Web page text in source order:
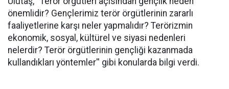
önemlidir? Gençlerimiz terör örgütlerinin zararlı
faaliyetlerine karşı neler yapmalıdır? Terörizmin
ekonomik, sosyal, kültürel ve siyasi nedenleri
nelerdir? Terör örgütlerinin gençliği kazanmada
kullandıkları yöntemler'' gibi konularda bilgi verdi.